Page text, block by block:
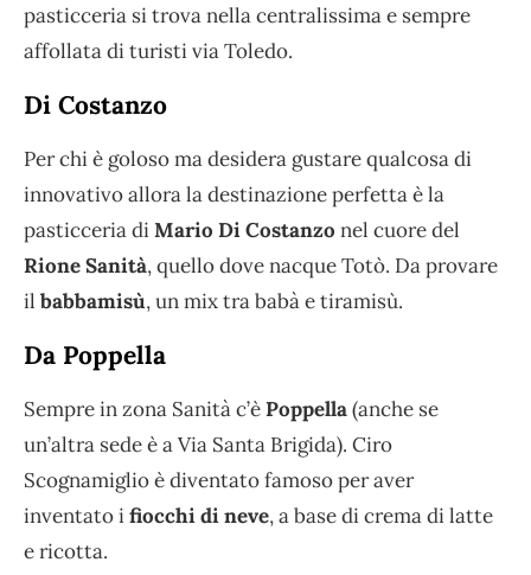
pasticceria si trova nella centralissima e sempre
affollata di turisti via Toledo.
Di Costanzo
Per chi è goloso ma desidera gustare qualcosa di
innovativo allora la destinazione perfetta è la
pasticceria diMario Di Costanzo nel cuore del
Rione Sanità, quello dove nacque Totò. Da provare
il babbamisù, un mix tra babà e tiramisù.
Da Poppella
Sempre in zona Sanità c’èPoppella(anche se
un’altra sede è a Via Santa Brigida). Ciro
Scognamiglio è diventato famoso per aver
inventato ifiocchi di neve, a base di crema di latte
e ricotta.